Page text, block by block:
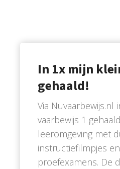
In 1x mijn
gehaald!
Via Nuvaarbewijs.nl
vaarbewijs 1
leeromgeving met
instructiefilmpjes
proefexamens. De